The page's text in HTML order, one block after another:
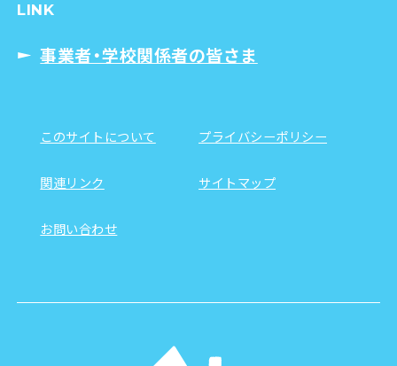
LINK
事業者・学校関係者の皆さま
このサイトについて プライバシーポリシー
関連リンク サイトマップ
お問い合わせ